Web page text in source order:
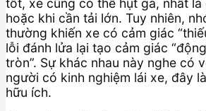
hoặc khi cần tải lớn. Tuy nhiên,
thường khiến xe có cảm giác
lỗi đánh lửa lại tạo cảm giác
tròn”. Sự khác nhau này nghe có
người có kinh nghiệm lái xe, đây
hữu ích.